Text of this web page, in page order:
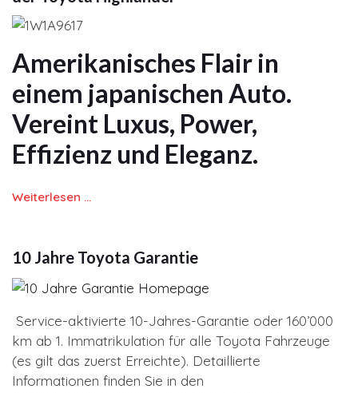
Amerikanisches Flair in
einem japanischen Auto.
Vereint Luxus, Power,
Effizienz und Eleganz.
Weiterlesen …
10 Jahre Toyota Garantie
Service-aktivierte 10-Jahres-Garantie oder 160’000
km ab 1. Immatrikulation für alle Toyota Fahrzeuge
(es gilt das zuerst Erreichte). Detaillierte
Informationen finden Sie in den